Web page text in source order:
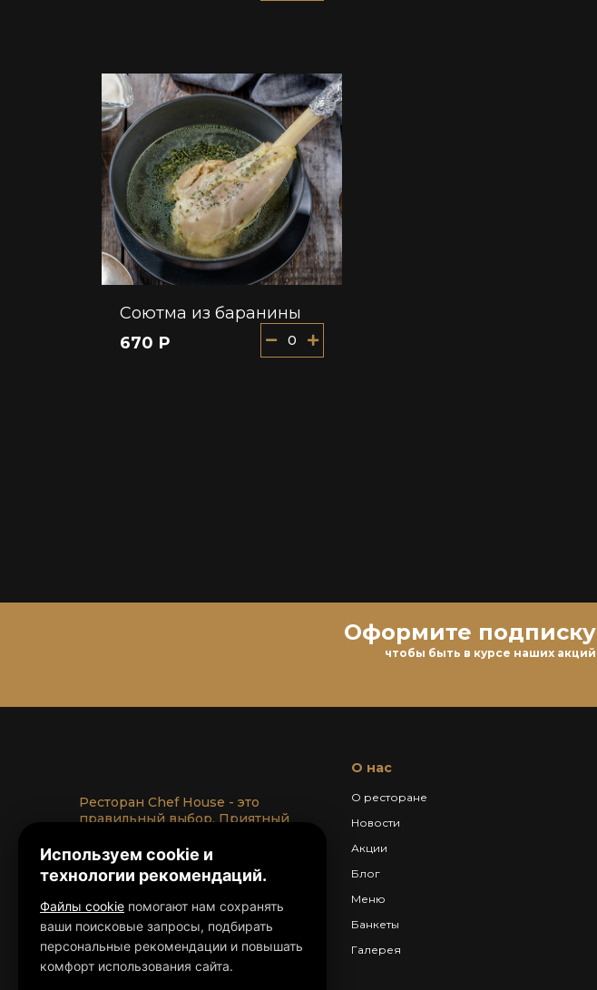
Соютма из баранины
670 Р
0
Оформите подписку
чтобы быть в курсе наших акций
Ресторан Chef House - это
правильный выбор. Приятный
великолепная кухня и отменный
сервис - всё к Вашим услугам!
О нас
О ресторане
Новости
Акции
Блог
Меню
Банкеты
Галерея
Используем cookie и
технологии рекомендаций.
Файлы cookie помогают нам сохранять
ваши поисковые запросы, подбирать
персональные рекомендации и повышать
комфорт использования сайта.